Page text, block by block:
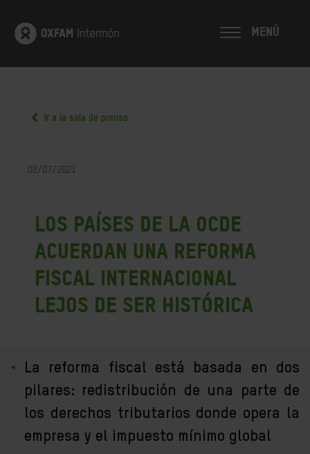
MENÚ
Ir a la sala de prensa
02/07/2021
Los países de la OCDE
acuerdan una reforma
fiscal internacional
lejos de ser histórica
La reforma fiscal está basada en dos
pilares: redistribución de una parte de
los derechos tributarios donde opera la
empresa y el impuesto mínimo global